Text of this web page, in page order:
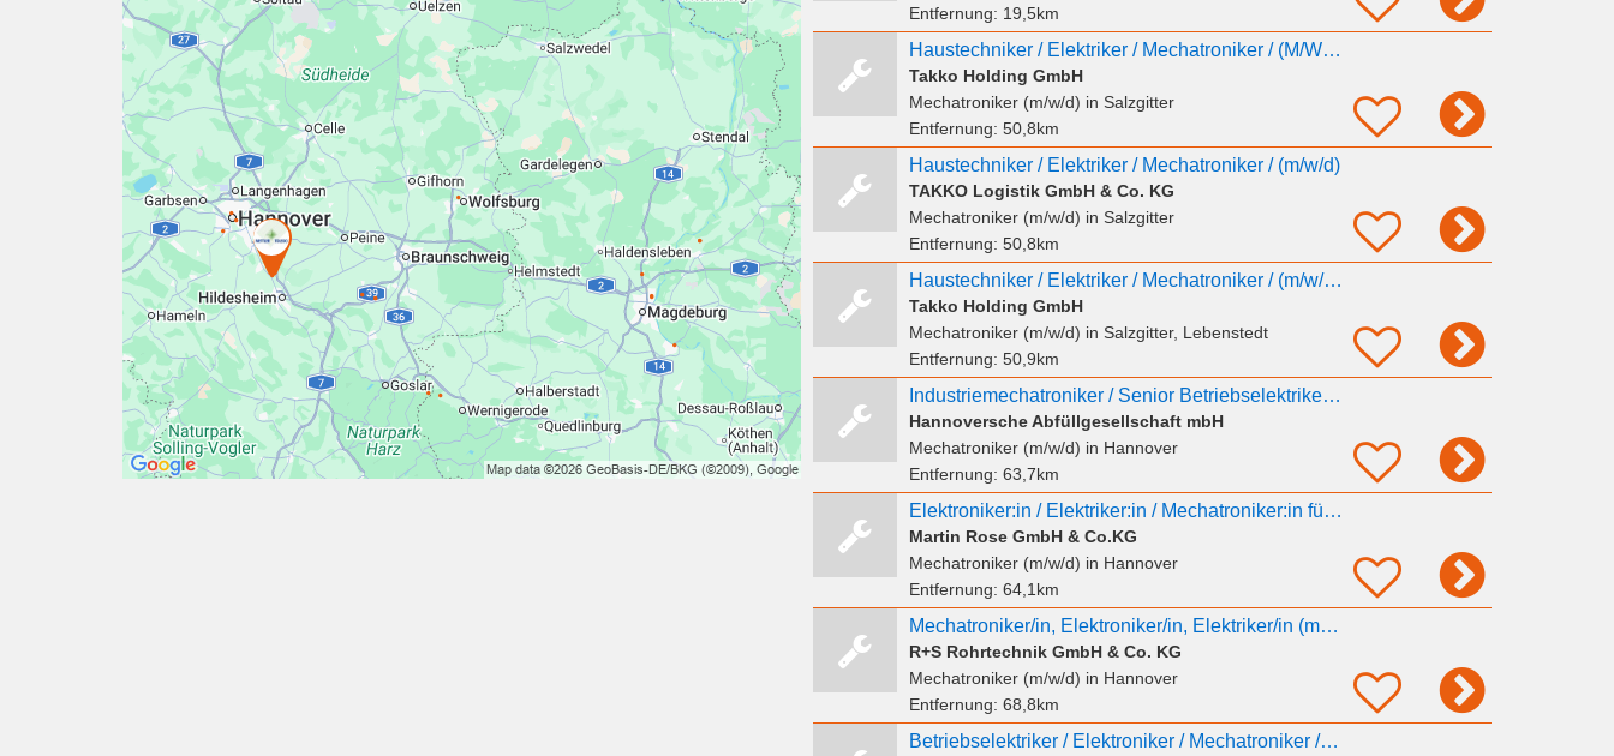
Entfernung: 19,5km
Haustechniker / Elektriker / Mechatroniker / (M/W/D)
Takko Holding GmbH
Mechatroniker (m/w/d) in Salzgitter
Entfernung: 50,8km
Haustechniker / Elektriker / Mechatroniker / (m/w/d)
TAKKO Logistik GmbH & Co. KG
Mechatroniker (m/w/d) in Salzgitter
Entfernung: 50,8km
Haustechniker / Elektriker / Mechatroniker / (m/w/d) - Heerter Str. 41,Salzgitter
Takko Holding GmbH
Mechatroniker (m/w/d) in Salzgitter, Lebenstedt
Entfernung: 50,9km
Industriemechatroniker / Senior Betriebselektriker (m/w/d)
Hannoversche Abfüllgesellschaft mbH
Mechatroniker (m/w/d) in Hannover
Entfernung: 63,7km
Elektroniker:in / Elektriker:in / Mechatroniker:in für eine Qualifizierung als Signalmechaniker:in
Martin Rose GmbH & Co.KG
Mechatroniker (m/w/d) in Hannover
Entfernung: 64,1km
Mechatroniker/in, Elektroniker/in, Elektriker/in (m/w/d) gesucht!
R+S Rohrtechnik GmbH & Co. KG
Mechatroniker (m/w/d) in Hannover
Entfernung: 68,8km
Betriebselektriker / Elektroniker / Mechatroniker / Elektriker Instandhaltung (m/w/d)